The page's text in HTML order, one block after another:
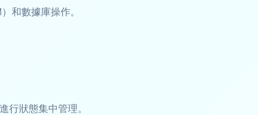
和數據庫操作。
行狀態集中管理。